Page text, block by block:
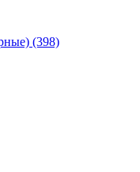
(398)